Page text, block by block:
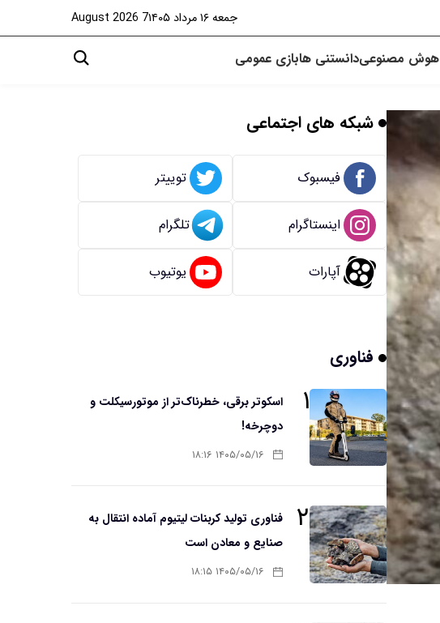
جمعه ۱۶ مرداد ۱۴۰۵ 7 August 2026
هوش مصنوعیدانستنی هابازی عمومی
شبکه های اجتماعی
فیسبوک توییتر
اینستاگرام تلگرام
آپارات یوتیوب
فناوری
۱
اسکوتر برقی، خطرناک‌تر از موتورسیکلت و
دوچرخه!
۱۴۰۵/۰۵/۱۶ ۱۸:۱۶
۲
فناوری تولید کربنات لیتیوم آماده انتقال به
صنایع و معادن است
۱۴۰۵/۰۵/۱۶ ۱۸:۱۵